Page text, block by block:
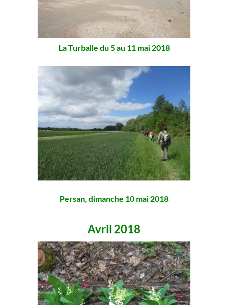
La Turballe du 5 au 11 mai 2018
Persan, dimanche 10 mai 2018
Avril 2018